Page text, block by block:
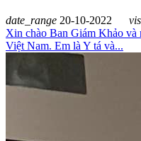
date_range 20-10-2022
Xin chào Ban Giám Khảo
Việt Nam. Em là Y tá và...